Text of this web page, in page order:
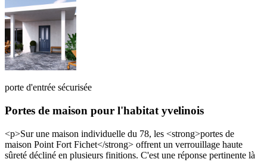
porte d'entrée sécurisée
Portes de maison pour l'habitat yvelinois
<p>Sur une maison individuelle du 78, les <strong>portes de
maison Point Fort Fichet</strong> offrent un verrouillage haute
sûreté décliné en plusieurs finitions. C'est une réponse pertinente là